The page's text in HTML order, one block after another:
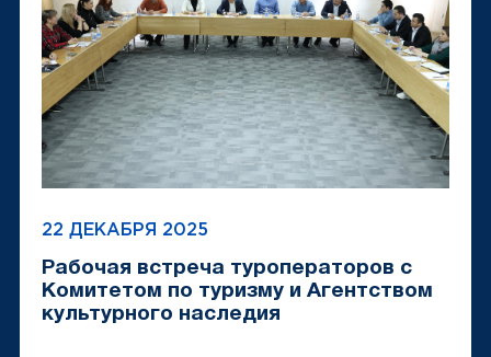
22 ДЕКАБРЯ 2025
Рабочая встреча туроператоров с
Комитетом по туризму и Агентством
культурного наследия